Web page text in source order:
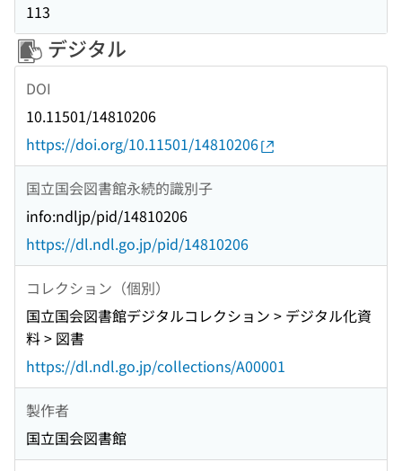
113
デジタル
DOI
10.11501/14810206
https://doi.org/10.11501/14810206
国立国会図書館永続的識別子
info:ndljp/pid/14810206
https://dl.ndl.go.jp/pid/14810206
コレクション（個別）
国立国会図書館デジタルコレクション > デジタル化資
料 > 図書
https://dl.ndl.go.jp/collections/A00001
製作者
国立国会図書館